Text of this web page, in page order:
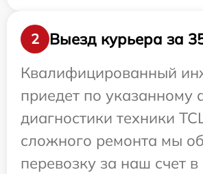
2
Выезд курьера за
Квалифицированный
приедет по указанному
диагностики техники
сложного ремонта мы
перевозку за наш счет